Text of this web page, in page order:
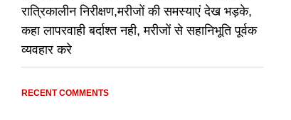
रात्रिकालीन निरीक्षण,मरीजों की समस्याएं देख भड़के,
कहा लापरवाही बर्दाश्त नही, मरीजों से सहानिभूति पूर्वक
व्यवहार करे
RECENT COMMENTS